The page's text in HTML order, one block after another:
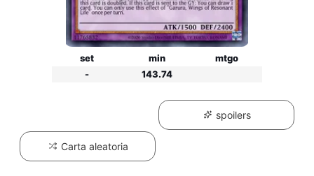
set min
mtgo
-
143.74
spoilers
Carta aleatoria